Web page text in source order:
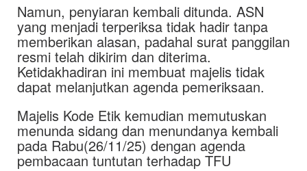
Namun, penyiaran kembali ditunda. ASN
yang menjadi terperiksa tidak hadir tanpa
memberikan alasan, padahal surat panggilan
resmi telah dikirim dan diterima.
Ketidakhadiran ini membuat majelis tidak
dapat melanjutkan agenda pemeriksaan.
Majelis Kode Etik kemudian memutuskan
menunda sidang dan menundanya kembali
pada Rabu(26/11/25) dengan agenda
pembacaan tuntutan terhadap TFU